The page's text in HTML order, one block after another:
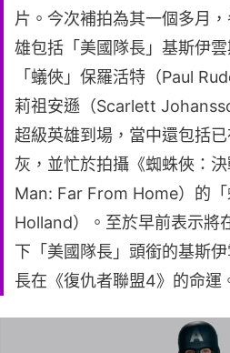
片。今次補拍為其一個多月
雄包括「美國隊長」基斯伊
「蟻俠」保羅活特（Paul
莉祖安遜（Scarlett
超級英雄到場，當中還包括
灰，並忙於拍攝《蜘蛛俠：
Man: Far From Home）的
Holland）。至於早前表示將
下「美國隊長」頭銜的基斯
長在《復仇者聯盟4》的命運